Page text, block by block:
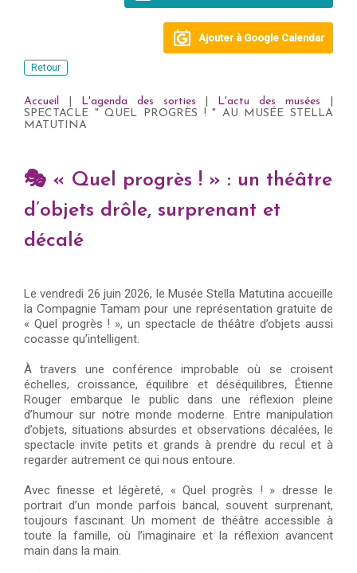
Ajouter à Google Calendar
Retour
Accueil L'agenda des sorties L'actu des musées
SPECTACLE " QUEL PROGRÈS ! " AU MUSÉE STELLA
MATUTINA
🎭 « Quel progrès ! » : un théâtre
d’objets drôle, surprenant et
décalé
Le vendredi 26 juin 2026, le Musée Stella Matutina accueille
la Compagnie Tamam pour une représentation gratuite de
« Quel progrès ! », un spectacle de théâtre d’objets aussi
cocasse qu’intelligent.
À travers une conférence improbable où se croisent
échelles, croissance, équilibre et déséquilibres, Étienne
Rouger embarque le public dans une réflexion pleine
d’humour sur notre monde moderne. Entre manipulation
d’objets, situations absurdes et observations décalées, le
spectacle invite petits et grands à prendre du recul et à
regarder autrement ce qui nous entoure.
Avec finesse et légèreté, « Quel progrès ! » dresse le
portrait d’un monde parfois bancal, souvent surprenant,
toujours fascinant. Un moment de théâtre accessible à
toute la famille, où l’imaginaire et la réflexion avancent
main dans la main.